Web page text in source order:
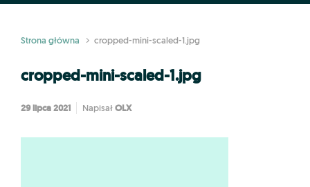
Strona główna cropped-mini-scaled-1.jpg
cropped-mini-scaled-1.jpg
29 lipca 2021 Napisał OLX